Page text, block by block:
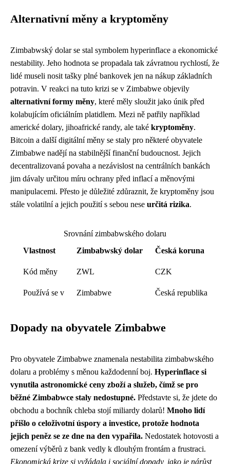
Alternativní měny a kryptoměny
Zimbabwský dolar se stal symbolem hyperinflace a ekonomické
nestability. Jeho hodnota se propadala tak závratnou rychlostí, že
lidé museli nosit tašky plné bankovek jen na nákup základních
potravin. V reakci na tuto krizi se v Zimbabwe objevily
alternativní formy měny, které měly sloužit jako únik před
kolabujícím oficiálním platidlem. Mezi ně patřily například
americké dolary, jihoafrické randy, ale také kryptoměny.
Bitcoin a další digitální měny se staly pro některé obyvatele
Zimbabwe nadějí na stabilnější finanční budoucnost. Jejich
decentralizovaná povaha a nezávislost na centrálních bankách
jim dávaly určitou míru ochrany před inflací a měnovými
manipulacemi. Přesto je důležité zdůraznit, že kryptoměny jsou
stále volatilní a jejich použití s sebou nese určitá rizika.
Srovnání zimbabwského dolaru
Vlastnost
Zimbabwský dolar Česká koruna
Kód měny ZWL CZK
Používá se v Zimbabwe Česká republika
Dopady na obyvatele Zimbabwe
Pro obyvatele Zimbabwe znamenala nestabilita zimbabwského
dolaru a problémy s měnou každodenní boj. Hyperinflace si
vynutila astronomické ceny zboží a služeb, čímž se pro
běžné Zimbabwce staly nedostupné. Představte si, že jdete do
obchodu a bochník chleba stojí miliardy dolarů! Mnoho lidí
přišlo o celoživotní úspory a investice, protože hodnota
jejich peněz se ze dne na den vypařila. Nedostatek hotovosti a
omezení výběrů z bank vedly k dlouhým frontám a frustraci.
Ekonomická krize si vyžádala i sociální dopady, jako je nárůst